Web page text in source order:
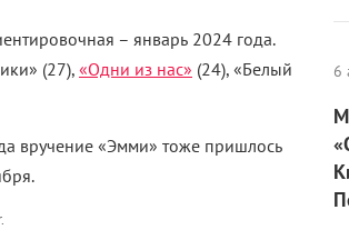
– январь 2024 года.
(27), «Одни из нас» (24), «Белый
вручение «Эмми» тоже пришлось
.
6